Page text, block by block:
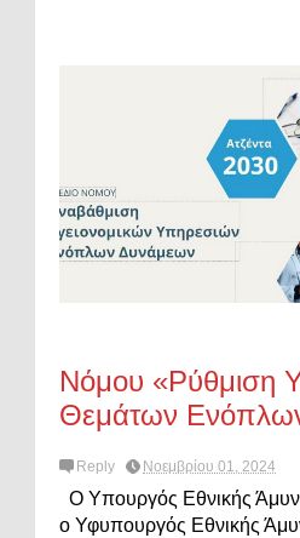
Νόμου «Ρύθμιση
Θεμάτων
Reply Νοεμβρίου 01, 2024
Ο Υπουργός Εθνικής
ο Υφυπουργός Εθνικής